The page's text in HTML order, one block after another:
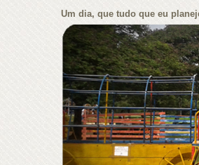
Um dia, que tudo que eu